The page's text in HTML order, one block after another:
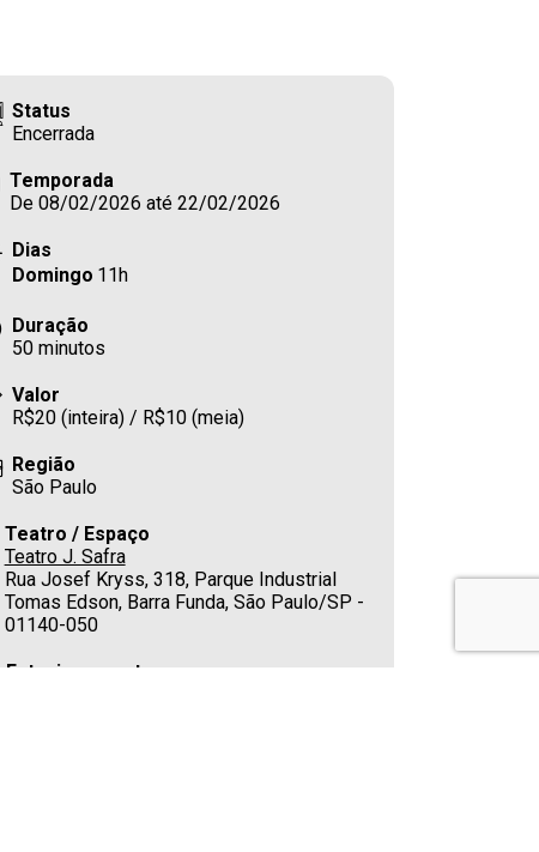
Status
Encerrada
Temporada
De 08/02/2026 até 22/02/2026
Dias
Domingo 11h
Duração
50 minutos
Valor
R$20 (inteira) / R$10 (meia)
Região
São Paulo
Teatro / Espaço
Teatro J. Safra
Rua Josef Kryss, 318, Parque Industrial
Tomas Edson, Barra Funda, São Paulo/SP -
01140-050
Estacionamento